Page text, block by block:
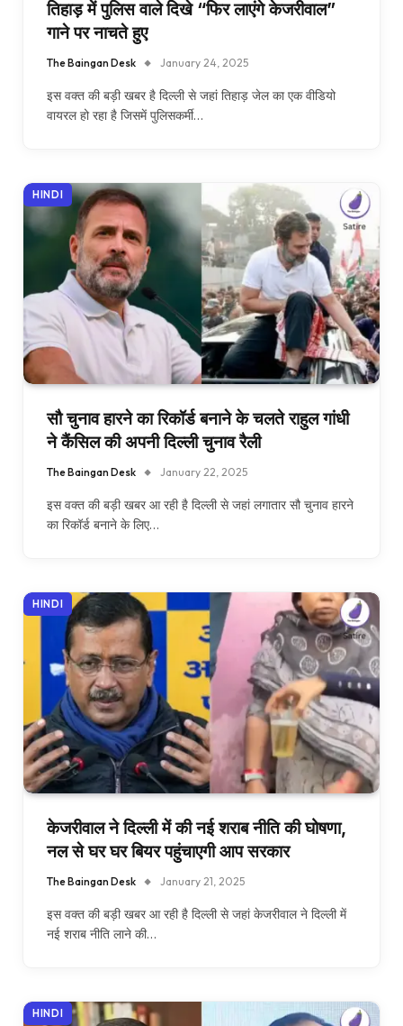
तिहाड़ में पुलिस वाले दिखे “फिर लाएंगे केजरीवाल”
गाने पर नाचते हुए
The Baingan Desk January 24, 2025
इस वक्त की बड़ी खबर है दिल्ली से जहां तिहाड़ जेल का एक वीडियो
वायरल हो रहा है जिसमें पुलिसकर्मी…
HINDI
सौ चुनाव हारने का रिकॉर्ड बनाने के चलते राहुल गांधी
ने कैंसिल की अपनी दिल्ली चुनाव रैली
The Baingan Desk January 22, 2025
इस वक्त की बड़ी खबर आ रही है दिल्ली से जहां लगातार सौ चुनाव हारने
का रिकॉर्ड बनाने के लिए…
HINDI
केजरीवाल ने दिल्ली में की नई शराब नीति की घोषणा,
नल से घर घर बियर पहुंचाएगी आप सरकार
The Baingan Desk January 21, 2025
इस वक्त की बड़ी खबर आ रही है दिल्ली से जहां केजरीवाल ने दिल्ली में
नई शराब नीति लाने की…
HINDI